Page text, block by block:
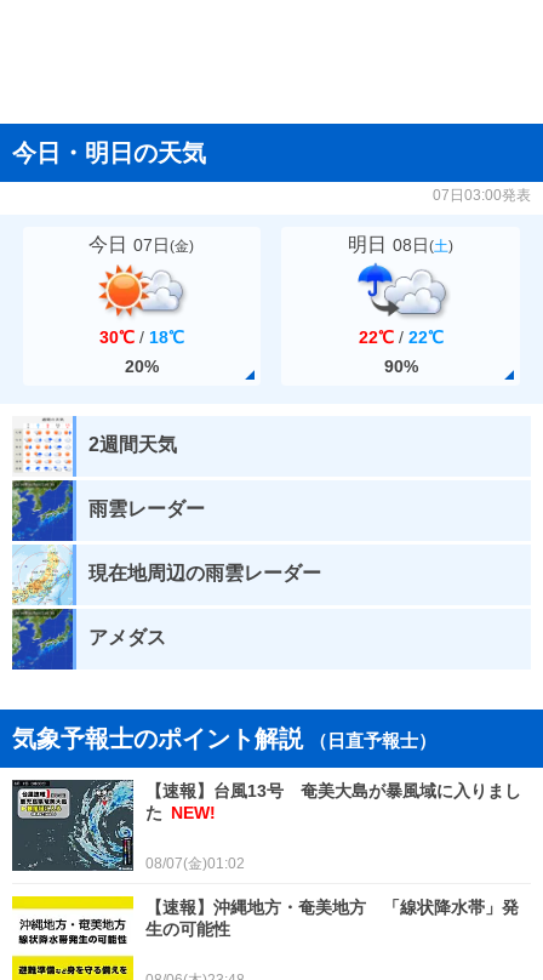
今日・明日の天気
07日03:00発表
今日 07日(金)
30℃ / 18℃
20%
明日 08日(土)
22℃ / 22℃
90%
2週間天気
雨雲レーダー
現在地周辺の雨雲レーダー
アメダス
気象予報士のポイント解説 （日直予報士）
【速報】台風13号 奄美大島が暴風域に入りまし
た NEW!
08/07(金)01:02
【速報】沖縄地方・奄美地方 「線状降水帯」発
生の可能性